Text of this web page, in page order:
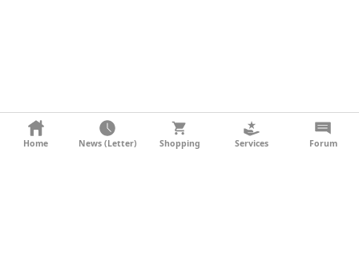
KONTAKT
Home News (Letter) Shopping Services Forum